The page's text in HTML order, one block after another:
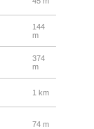
144
m
374
m
1 km
74 m